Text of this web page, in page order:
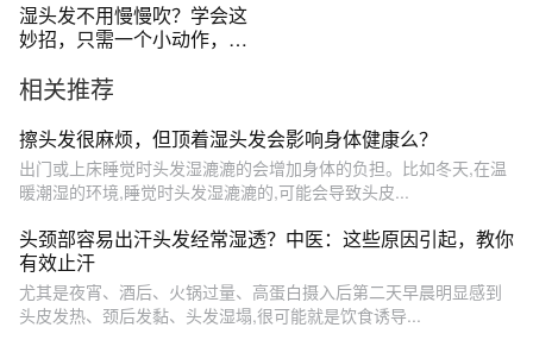
湿头发不用慢慢吹？学会这
妙招，只需一个小动作，头
相关推荐
擦头发很麻烦，但顶着湿头发会影响身体健康么？
出门或上床睡觉时头发湿漉漉的会增加身体的负担。比如冬天,在温
暖潮湿的环境,睡觉时头发湿漉漉的,可能会导致头皮...
头颈部容易出汗头发经常湿透？中医：这些原因引起，教你
有效止汗
尤其是夜宵、酒后、火锅过量、高蛋白摄入后第二天早晨明显感到
头皮发热、颈后发黏、头发湿塌,很可能就是饮食诱导...